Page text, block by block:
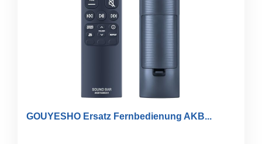
GOUYESHO Ersatz Fernbedienung AKB...